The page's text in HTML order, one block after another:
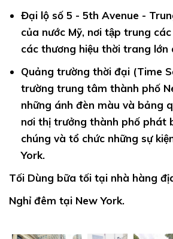
Đại lộ số 5 - 5th Avenue -
của nước Mỹ, nơi tập trung
các thương hiệu thời trang lớn
Quảng trường thời đại (Time
trường trung tâm thành phố
những ánh đèn màu và bảng
nơi thị trưởng thành phố phát
chúng và tổ chức những sự
York.
Tối Dùng bữa tối tại nhà hàng
Nghỉ đêm tại New York.